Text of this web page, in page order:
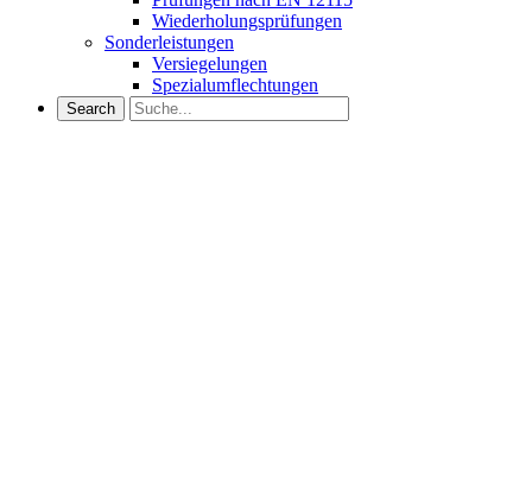
Wiederholungsprüfungen
Sonderleistungen
Versiegelungen
Spezialumflechtungen